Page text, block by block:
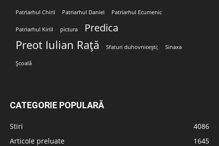
Patriarhul Chiril Patriarhul Daniel Patriarhul Ecumenic
Patriarhul Kirill pictura Predica
Preot Iulian Rață Sfaturi duhovnicești; Sinaxa
Școală
CATEGORIE POPULARĂ
Stiri
4086
Articole preluate
1645